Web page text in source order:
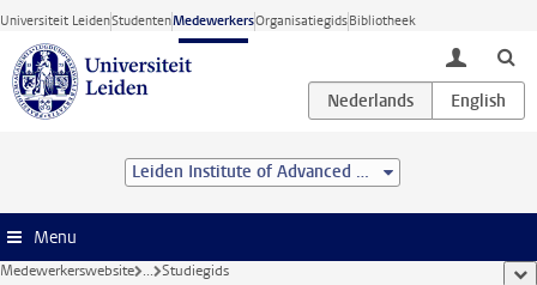
Ga direct naar de inhoud
Universiteit LeidenStudentenMedewerkersOrganisatiegidsBibliotheek
toggle
Leiden Institute of Advanced Computer Science (LIACS)
Menu
Medewerkerswebsite ... Studiegids